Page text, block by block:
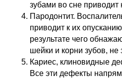
зубами во сне приводит
Пародонтит.
приводит к их
результате чего
шейки и корни зубов,
Кариес, клиновидные
Все эти дефекты